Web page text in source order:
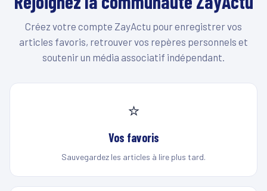
Créez votre compte ZayActu pour enregistrer vos
articles favoris, retrouver vos repères personnels et
soutenir un média associatif indépendant.
⭐
Vos favoris
Sauvegardez les articles à lire plus tard.